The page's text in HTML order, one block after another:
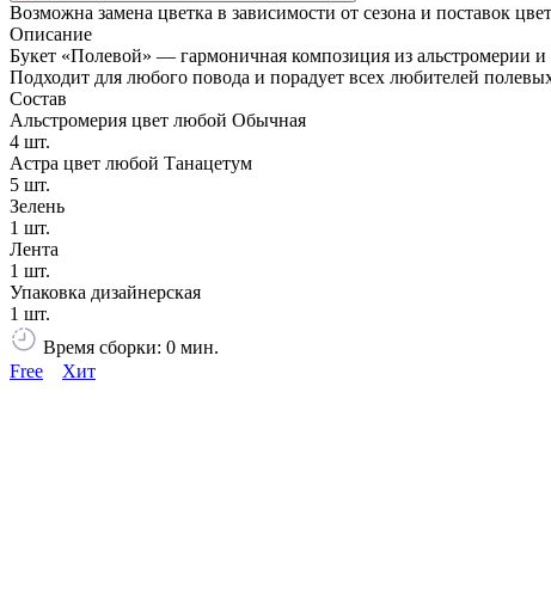
Возможна замена цветка в зависимости от сезона и поставок
Описание
Букет «Полевой» — гармоничная композиция из альстромерии
Подходит для любого повода и порадует всех любителей
Состав
Альстромерия цвет любой Обычная
4 шт.
Астра цвет любой Танацетум
5 шт.
Зелень
1 шт.
Лента
1 шт.
Упаковка дизайнерская
1 шт.
Время сборки: 0 мин.
Free
Хит